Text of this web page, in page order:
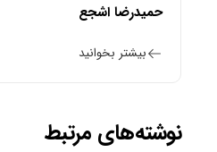
حمیدرضا اشجع
بیشتر بخوانید
نوشته‌های مرتبط